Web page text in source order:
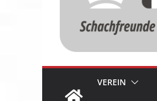
VEREIN